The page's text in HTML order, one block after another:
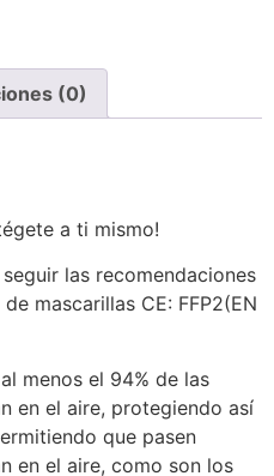
(0)
a ti mismo!
las recomendaciones
mascarillas CE: FFP2(EN
menos el 94% de las
en el aire, protegiendo así
que pasen
en el aire, como son los